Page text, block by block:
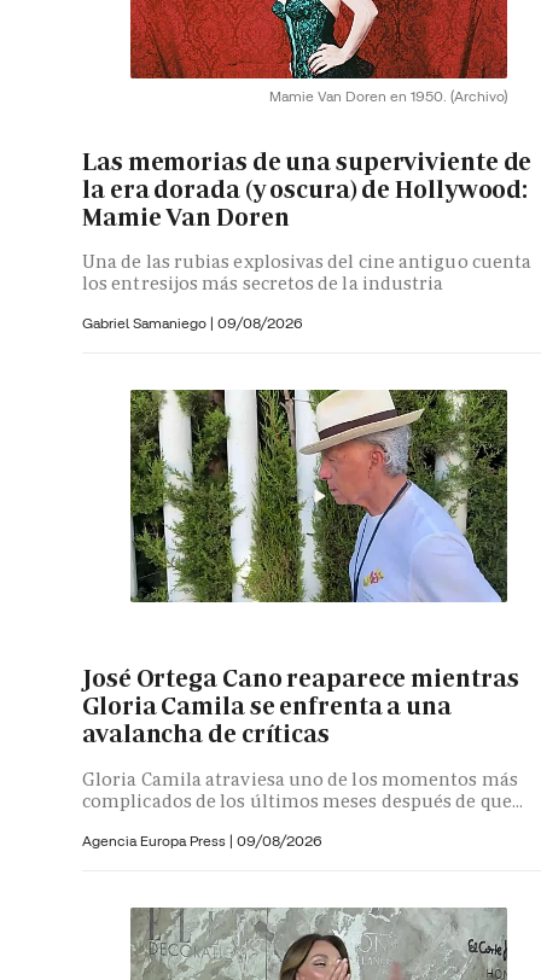
Mamie Van Doren en 1950. (Archivo)
Las memorias de una superviviente de
la era dorada (y oscura) de Hollywood:
Mamie Van Doren
Una de las rubias explosivas del cine antiguo cuenta
los entresijos más secretos de la industria
Gabriel Samaniego | 09/08/2026
José Ortega Cano reaparece mientras
Gloria Camila se enfrenta a una
avalancha de críticas
Gloria Camila atraviesa uno de los momentos más
complicados de los últimos meses después de que...
Agencia Europa Press | 09/08/2026